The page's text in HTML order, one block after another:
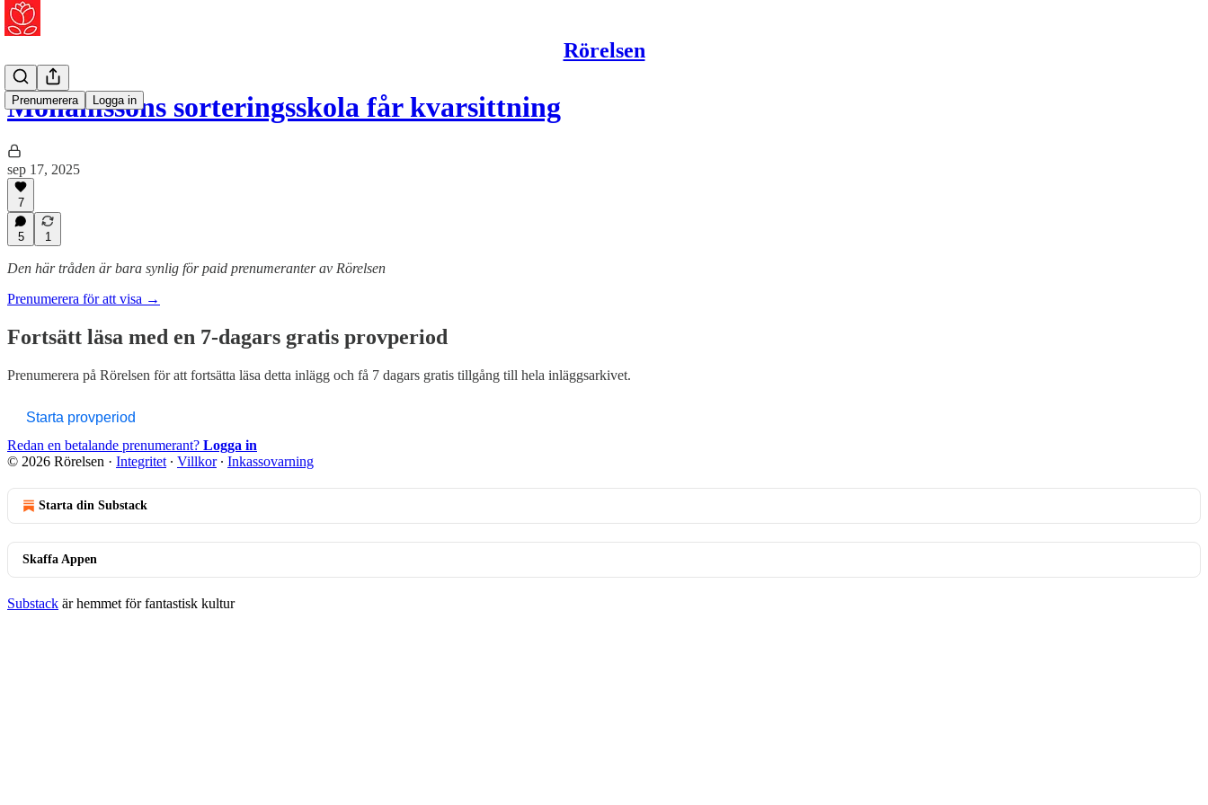
Rörelsen
Prenumerera Logga in
Mohamssons sorteringsskola får kvarsittning
sep 17, 2025
7
5 1
Den här tråden är bara synlig för paid prenumeranter av Rörelsen
Prenumerera för att visa →
Fortsätt läsa med en 7-dagars gratis provperiod
Prenumerera på Rörelsen för att fortsätta läsa detta inlägg och få 7 dagars gratis tillgång till hela inläggsarkivet.
Starta provperiod
Redan en betalande prenumerant? Logga in
© 2026 Rörelsen · Integritet ∙ Villkor∙ Inkassovarning
Starta din Substack
Skaffa Appen
Substack är hemmet för fantastisk kultur